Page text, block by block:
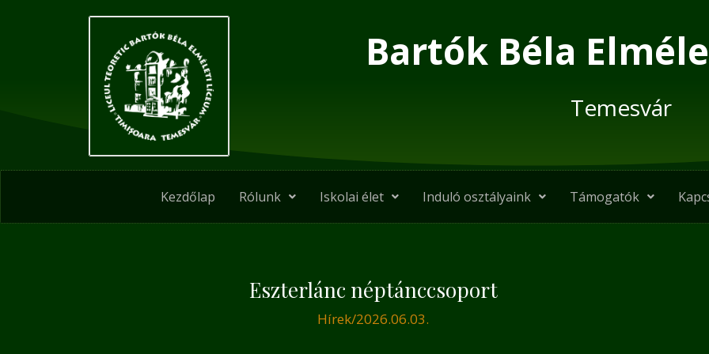
Bartók Béla
Temesvár
Kezdőlap Rólunk Iskolai élet Induló osztályaink Támogatók
Eszterlánc néptánccsoport
Hírek/2026.06.03.